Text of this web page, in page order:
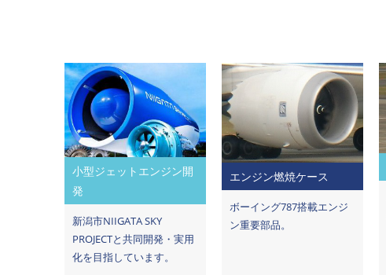
小型ジェットエンジン開
発
新潟市NIIGATA SKY
PROJECTと共同開発・実用
化を目指しています。
エンジン燃焼ケース
ボーイング787搭載エンジ
ン重要部品。